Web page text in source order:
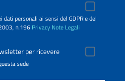
personali ai sensi del GDPR e del
n.196 Privacy Note Legali
per ricevere
sede